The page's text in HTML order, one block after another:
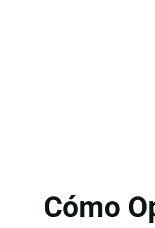
Cómo